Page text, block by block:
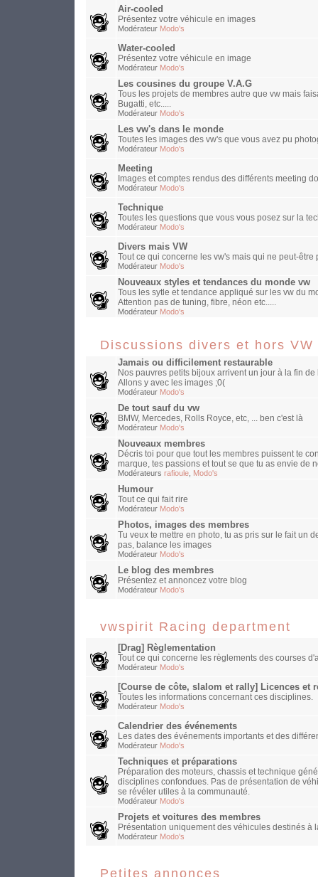
Air-cooled
Présentez votre véhicule en images
Modérateur Modo's
Water-cooled
Présentez votre véhicule en image
Modérateur Modo's
Les cousines du groupe V.A.G
Tous les projets de membres autre que vw mais
Bugatti, etc.....
Modérateur Modo's
Les vw's dans le monde
Toutes les images des vw's que vous avez pu
Modérateur Modo's
Meeting
Images et comptes rendus des différents meeting
Modérateur Modo's
Technique
Toutes les questions que vous vous posez sur la
Modérateur Modo's
Divers mais VW
Tout ce qui concerne les vw's mais qui ne peut-
Modérateur Modo's
Nouveaux styles et tendances du monde vw
Tous les sytle et tendance appliqué sur les vw du
Attention pas de tuning, fibre, néon etc.....
Modérateur Modo's
Discussions divers et hors VW
Jamais ou difficilement restaurable
Nos pauvres petits bijoux arrivent un jour à la fin
Allons y avec les images ;0(
Modérateur Modo's
De tout sauf du vw
BMW, Mercedes, Rolls Royce, etc, ... ben c'est là
Modérateur Modo's
Nouveaux membres
Décris toi pour que tout les membres puissent te
marque, tes passions et tout se que tu as envie de
Modérateurs rafioule Modo's
Humour
Tout ce qui fait rire
Modérateur Modo's
Photos, images des membres
Tu veux te mettre en photo, tu as pris sur le fait un
pas, balance les images
Modérateur Modo's
Le blog des membres
Présentez et annoncez votre blog
Modérateur Modo's
vwspirit Racing department
[Drag] Règlementation
Tout ce qui concerne les règlements des courses
Modérateur Modo's
[Course de côte, slalom et rally] Licences et
Toutes les informations concernant ces disciplines.
Modérateur Modo's
Calendrier des événements
Les dates des événements importants et des
Modérateur Modo's
Techniques et préparations
Préparation des moteurs, chassis et technique
disciplines confondues. Pas de présentation de
se révéler utiles à la communauté.
Modérateur Modo's
Projets et voitures des membres
Présentation uniquement des véhicules destinés
Modérateur Modo's
Petites annonces